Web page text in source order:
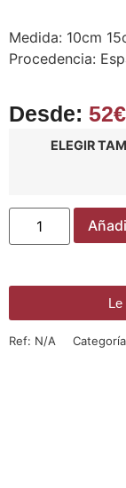
Medida: 10cm
Procedencia:
Desde: 52€
ELEGIR
Le
Ref: N/A Categoría